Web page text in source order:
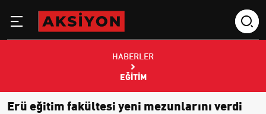
HABERLER
EĞITIM
Erü eğitim fakültesi yeni mezunlarını verdi